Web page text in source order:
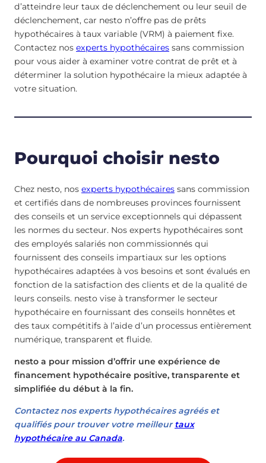
d’atteindre leur taux de déclenchement ou leur seuil de
déclenchement, car nesto n’offre pas de prêts
hypothécaires à taux variable (VRM) à paiement fixe.
Contactez nos experts hypothécaires sans commission
pour vous aider à examiner votre contrat de prêt et à
déterminer la solution hypothécaire la mieux adaptée à
votre situation.
Pourquoi choisir nesto
Chez nesto, nos experts hypothécaires sans commission
et certifiés dans de nombreuses provinces fournissent
des conseils et un service exceptionnels qui dépassent
les normes du secteur. Nos experts hypothécaires sont
des employés salariés non commissionnés qui
fournissent des conseils impartiaux sur les options
hypothécaires adaptées à vos besoins et sont évalués en
fonction de la satisfaction des clients et de la qualité de
leurs conseils. nesto vise à transformer le secteur
hypothécaire en fournissant des conseils honnêtes et
des taux compétitifs à l’aide d’un processus entièrement
numérique, transparent et fluide.
nesto a pour mission d’offrir une expérience de
financement hypothécaire positive, transparente et
simplifiée du début à la fin.
Contactez nos experts hypothécaires agréés et
qualifiés pour trouver votre meilleurtaux
hypothécaire au Canada.